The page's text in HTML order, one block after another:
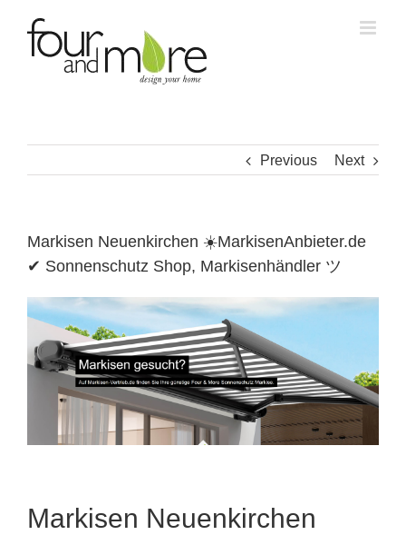
content
Previous Next
Markisen Neuenkirchen ☀️MarkisenAnbieter.de
✔ Sonnenschutz Shop, Markisenhändler ツ
Markisen Neuenkirchen